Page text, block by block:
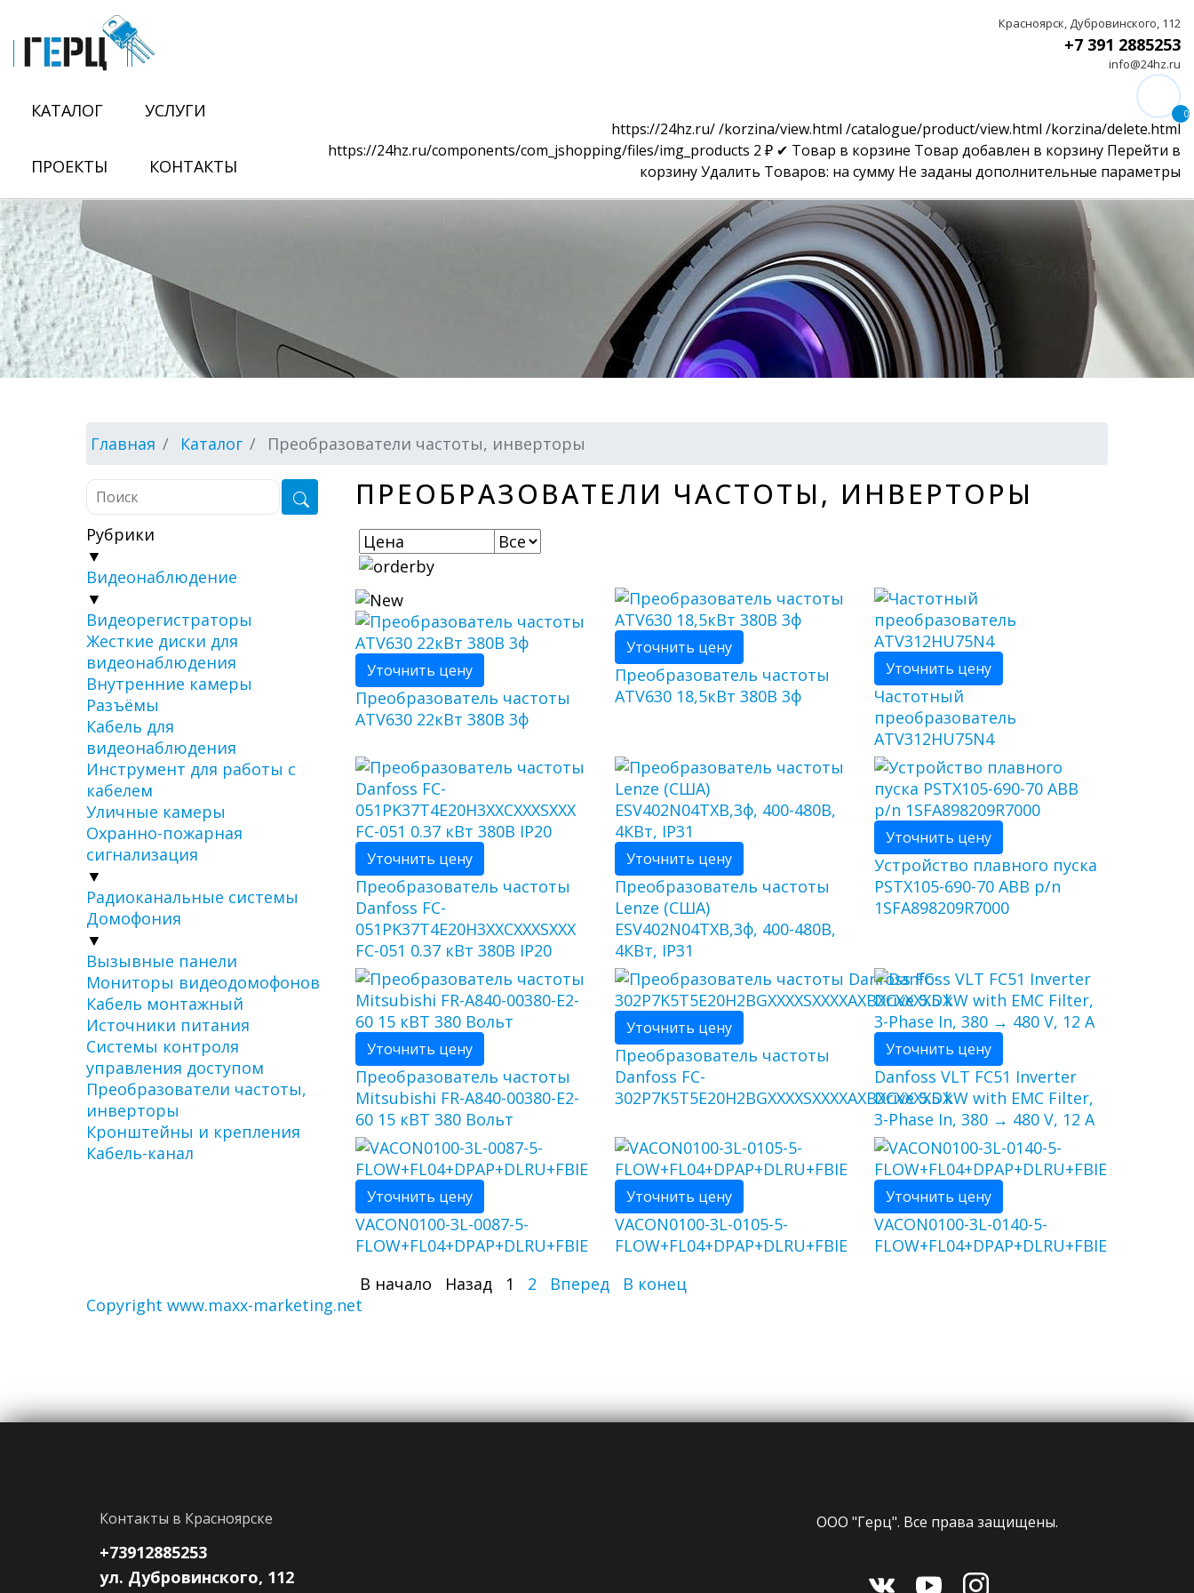
КАТАЛОГ УСЛУГИ
ПРОЕКТЫ КОНТАКТЫ
Красноярск, Дубровинского, 112
+7 391 2885253
info@24hz.ru
0
https://24hz.ru//korzina/view.html /catalogue/product/view.html /korzina/delete.html
https://24hz.ru/components/com_jshopping/files/img_products 2 ₽ ✔ Товар в корзине Товар добавлен в корзину Перейти в
корзинуУдалить Товаров: на сумму Не заданы дополнительные параметры
Главная Каталог Преобразователи частоты, инверторы
Рубрики
▼
Видеонаблюдение
▼
Видеорегистраторы
Жесткие диски для
видеонаблюдения
Внутренние камеры
Разъёмы
Кабель для
видеонаблюдения
Инструмент для работы с
кабелем
Уличные камеры
Охранно-пожарная
сигнализация
▼
Радиоканальные системы
Домофония
▼
Вызывные панели
Мониторы видеодомофонов
Кабель монтажный
Источники питания
Системы контроля
управления доступом
Преобразователи частоты,
инверторы
Кронштейны и крепления
Кабель-канал
ПРЕОБРАЗОВАТЕЛИ ЧАСТОТЫ, ИНВЕРТОРЫ
Уточнить цену
Преобразователь частоты
ATV630 22кВт 380В 3ф
Уточнить цену
Преобразователь частоты
ATV630 18,5кВт 380В 3ф
Уточнить цену
Частотный
преобразователь
ATV312HU75N4
Уточнить цену
Преобразователь частоты
Danfoss FC-
051PK37T4E20H3XXCXXXSXXX
FC-051 0.37 кВт 380В IP20
Уточнить цену
Преобразователь частоты
Lenze (США)
ESV402N04TXB,3ф, 400-480В,
4КВт, IP31
Уточнить цену
Устройство плавного пуска
PSTX105-690-70 ABB p/n
1SFA898209R7000
Уточнить цену
Преобразователь частоты
Mitsubishi FR-A840-00380-E2-
60 15 кВТ 380 Вольт
Уточнить цену
Преобразователь частоты
Danfoss FC-
302P7K5T5E20H2BGXXXXSXXXXAXBXCXXXXDX
Уточнить цену
Danfoss VLT FC51 Inverter
Drive 5.5 kW with EMC Filter,
3-Phase In, 380 → 480 V, 12 A
Уточнить цену
VACON0100-3L-0087-5-
FLOW+FL04+DPAP+DLRU+FBIE
Уточнить цену
VACON0100-3L-0105-5-
FLOW+FL04+DPAP+DLRU+FBIE
Уточнить цену
VACON0100-3L-0140-5-
FLOW+FL04+DPAP+DLRU+FBIE
В начало
Назад 1 2 Вперед
В конец
Copyright www.maxx-marketing.net
Контакты в Красноярске
+73912885253
ул. Дубровинского, 112
ООО "Герц". Все права защищены.